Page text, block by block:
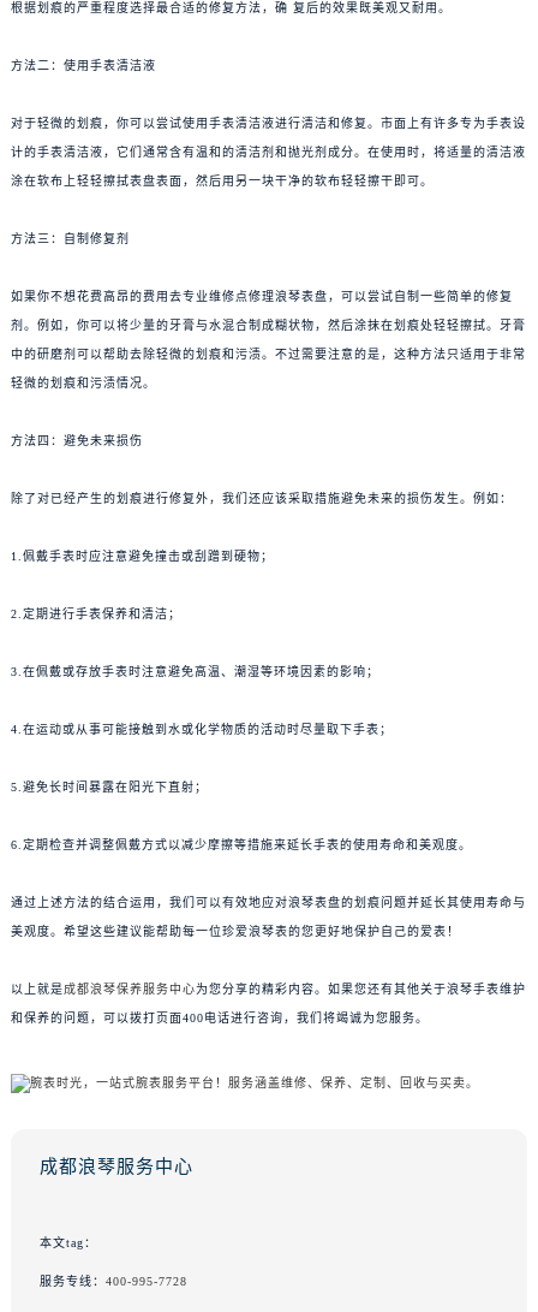
根据划痕的严重程度选择最合适的修复方法，确 复后的效果既美观又耐用。
方法二：使用手表清洁液
对于轻微的划痕，你可以尝试使用手表清洁液进行清洁和修复。市面上有许多专为手表设
计的手表清洁液，它们通常含有温和的清洁剂和抛光剂成分。在使用时，将适量的清洁液
涂在软布上轻轻擦拭表盘表面，然后用另一块干净的软布轻轻擦干即可。
方法三：自制修复剂
如果你不想花费高昂的费用去专业维修点修理浪琴表盘，可以尝试自制一些简单的修复
剂。例如，你可以将少量的牙膏与水混合制成糊状物，然后涂抹在划痕处轻轻擦拭。牙膏
中的研磨剂可以帮助去除轻微的划痕和污渍。不过需要注意的是，这种方法只适用于非常
轻微的划痕和污渍情况。
方法四：避免未来损伤
除了对已经产生的划痕进行修复外，我们还应该采取措施避免未来的损伤发生。例如：
1.佩戴手表时应注意避免撞击或刮蹭到硬物；
2.定期进行手表保养和清洁；
3.在佩戴或存放手表时注意避免高温、潮湿等环境因素的影响；
4.在运动或从事可能接触到水或化学物质的活动时尽量取下手表；
5.避免长时间暴露在阳光下直射；
6.定期检查并调整佩戴方式以减少摩擦等措施来延长手表的使用寿命和美观度。
通过上述方法的结合运用，我们可以有效地应对浪琴表盘的划痕问题并延长其使用寿命与
美观度。希望这些建议能帮助每一位珍爱浪琴表的您更好地保护自己的爱表！
以上就是成都浪琴保养服务中心为您分享的精彩内容。如果您还有其他关于浪琴手表维护
和保养的问题，可以拨打页面400电话进行咨询，我们将竭诚为您服务。
成都浪琴服务中心
本文tag：
服务专线： 400-995-7728